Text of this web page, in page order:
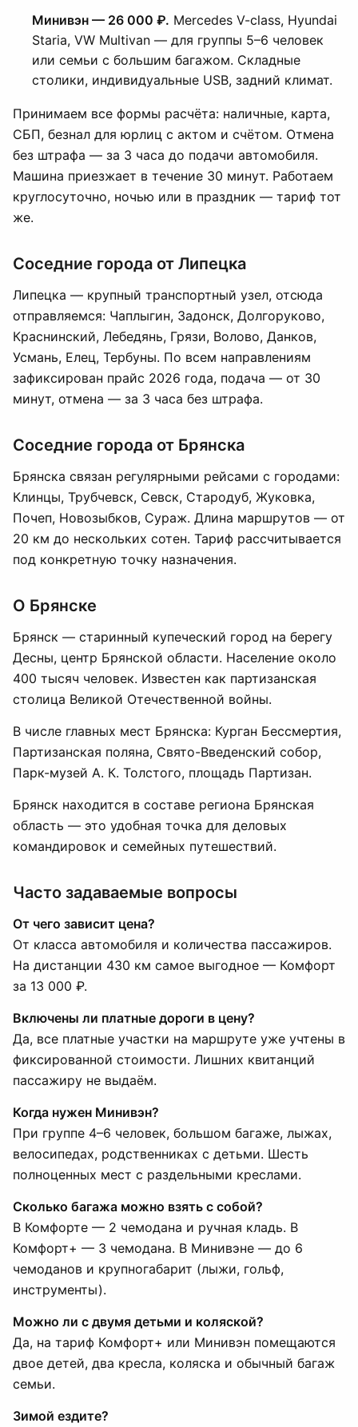
Минивэн — 26 000 ₽. Mercedes V-class, Hyundai
Staria, VW Multivan — для группы 5–6 человек
или семьи с большим багажом. Складные
столики, индивидуальные USB, задний климат.
Принимаем все формы расчёта: наличные, карта,
СБП, безнал для юрлиц с актом и счётом. Отмена
без штрафа — за 3 часа до подачи автомобиля.
Машина приезжает в течение 30 минут. Работаем
круглосуточно, ночью или в праздник — тариф тот
же.
Соседние города от Липецка
Липецка — крупный транспортный узел, отсюда
отправляемся: Чаплыгин, Задонск, Долгоруково,
Краснинский, Лебедянь, Грязи, Воловo, Данков,
Усмань, Елец, Тербуны. По всем направлениям
зафиксирован прайс 2026 года, подача — от 30
минут, отмена — за 3 часа без штрафа.
Соседние города от Брянска
Брянска связан регулярными рейсами с городами:
Клинцы, Трубчевск, Севск, Стародуб, Жуковка,
Почеп, Новозыбков, Сураж. Длина маршрутов — от
20 км до нескольких сотен. Тариф рассчитывается
под конкретную точку назначения.
О Брянске
Брянск — старинный купеческий город на берегу
Десны, центр Брянской области. Население около
400 тысяч человек. Известен как партизанская
столица Великой Отечественной войны.
В числе главных мест Брянска: Курган Бессмертия,
Партизанская поляна, Свято-Введенский собор,
Парк-музей А. К. Толстого, площадь Партизан.
Брянск находится в составе региона Брянская
область — это удобная точка для деловых
командировок и семейных путешествий.
Часто задаваемые вопросы
От чего зависит цена?
От класса автомобиля и количества пассажиров.
На дистанции 430 км самое выгодное — Комфорт
за 13 000 ₽.
Включены ли платные дороги в цену?
Да, все платные участки на маршруте уже учтены в
фиксированной стоимости. Лишних квитанций
пассажиру не выдаём.
Когда нужен Минивэн?
При группе 4–6 человек, большом багаже, лыжах,
велосипедах, родственниках с детьми. Шесть
полноценных мест с раздельными креслами.
Сколько багажа можно взять с собой?
В Комфорте — 2 чемодана и ручная кладь. В
Комфорт+ — 3 чемодана. В Минивэне — до 6
чемоданов и крупногабарит (лыжи, гольф,
инструменты).
Можно ли с двумя детьми и коляской?
Да, на тариф Комфорт+ или Минивэн помещаются
двое детей, два кресла, коляска и обычный багаж
семьи.
Зимой ездите?